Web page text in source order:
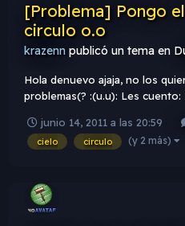
[Problema] Pongo
circulo o.o
krazenn publicó un tema en
Hola denuevo ajaja, no los
problemas(? :(u.u): Les
circulo jajaja Les dejo IMG para
http://imagengratis.org/
junio 14, 2011 a las 20:59
cielo circulo (y 2 más)